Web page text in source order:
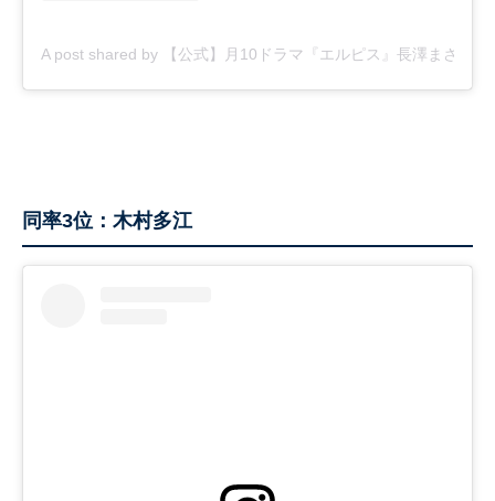
A post shared by 【公式】月10ドラマ『エルピス』長澤まさみ
同率3位：木村多江